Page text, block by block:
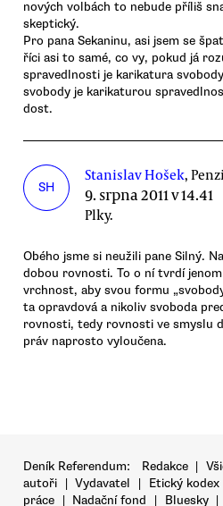
nových volbách to nebude příliš
skeptický.
Pro pana Sekaninu, asi jsem se
říci asi to samé, co vy, pokud já
spravedlnosti je karikatura
svobody je karikaturou
dost.
SH
Stanislav Hošek,
9. srpna 2011 v 14.41
Plky.
Obého jsme si neužili pane Silný.
dobou rovnosti. To o ní tvrdí
vrchnost, aby svou formu
ta opravdová a nikoliv svoboda
rovnosti, tedy rovnosti ve smyslu
práv naprosto vyloučena.
Deník Referendum: Redakce |
autoři | Vydavatel | Etický kodex
práce | Nadační fond | Bluesky |